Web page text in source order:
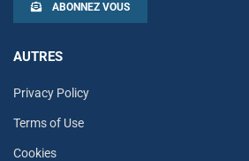
ABONNEZ VOUS
AUTRES
Privacy Policy
Terms of Use
Cookies